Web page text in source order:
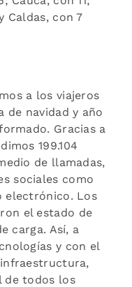
Caldas, con 7
a los viajeros
de navidad y año
Gracias a
199.104
de llamadas,
sociales como
electrónico. Los
el estado de
carga. Así, a
y con el
de todos los